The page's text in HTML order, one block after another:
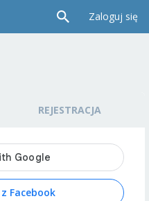
Zaloguj się
REJESTRACJA
Facebook